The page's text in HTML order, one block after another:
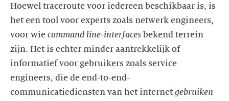
Hoewel traceroute voor iedereen beschikbaar is, is
het een tool voor experts zoals netwerk engineers,
voor wie command line-interfaces bekend terrein
zijn. Het is echter minder aantrekkelijk of
informatief voor gebruikers zoals service
engineers, die de end-to-end-
communicatiediensten van het internet gebruiken